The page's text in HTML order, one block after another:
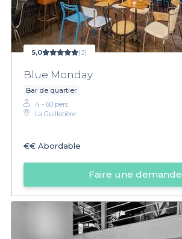
5,0 (3)
Blue Monday
Bar de quartier
4 - 60 pers.
La Guillotière
€€ Abordable
Faire une demande